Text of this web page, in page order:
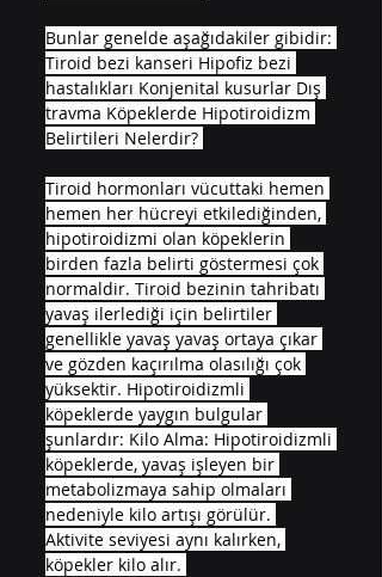
Bunlar genelde aşağıdakiler gibidir:
Tiroid bezi kanseri Hipofiz bezi
hastalıkları Konjenital kusurlar Dış
travma Köpeklerde Hipotiroidizm
Belirtileri Nelerdir?
Tiroid hormonları vücuttaki hemen
hemen her hücreyi etkilediğinden,
hipotiroidizmi olan köpeklerin
birden fazla belirti göstermesi çok
normaldir. Tiroid bezinin tahribatı
yavaş ilerlediği için belirtiler
genellikle yavaş yavaş ortaya çıkar
ve gözden kaçırılma olasılığı çok
yüksektir. Hipotiroidizmli
köpeklerde yaygın bulgular
şunlardır: Kilo Alma: Hipotiroidizmli
köpeklerde, yavaş işleyen bir
metabolizmaya sahip olmaları
nedeniyle kilo artışı görülür.
Aktivite seviyesi aynı kalırken,
köpekler kilo alır.